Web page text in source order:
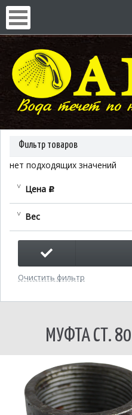
Фильтр товаров
нет подходящих значений
Цена c
Вес
Очистить фильтр
МУФТА СТ.